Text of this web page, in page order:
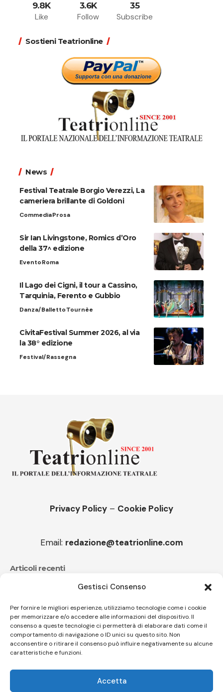
Gestisci Consenso
Per fornire le migliori esperienze, utilizziamo tecnologie come i cookie
per memorizzare e/o accedere alle informazioni del dispositivo. Il
consenso a queste tecnologie ci permetterà di elaborare dati come il
comportamento di navigazione o ID unici su questo sito. Non
acconsentire o ritirare il consenso può influire negativamente su alcune
caratteristiche e funzioni.
Accetta
9.8K
Like
3.6K
Follow
35
Subscribe
Sostieni Teatrionline
News
Festival Teatrale Borgio Verezzi, La
cameriera brillante di Goldoni
CommediaProsa
Sir Ian Livingstone, Romics d’Oro
della 37^ edizione
EventoRoma
Il Lago dei Cigni, il tour a Cassino,
Tarquinia, Ferento e Gubbio
Danza/BallettoTournèe
CivitaFestival Summer 2026, al via
la 38° edizione
Festival/Rassegna
Privacy Policy – Cookie Policy
Email: redazione@teatrionline.com
Articoli recenti
Festival Teatrale Borgio Verezzi, La cameriera brillante
Sir Ian Livingstone, Romics d’Oro della 37^ edizione